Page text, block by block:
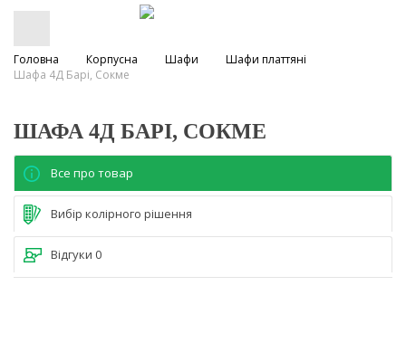
Головна Корпусна Шафи
Шафи платтяні
Шафа 4Д Барі, Сокме
ШАФА 4Д БАРІ, СОКМЕ
Все про товар
Вибір колірного рішення
Відгуки 0